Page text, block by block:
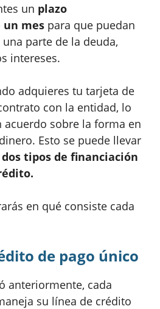
un plazo
mes para que puedan
parte de la deuda,
intereses.
adquieres tu tarjeta de
con la entidad, lo
acuerdo sobre la forma en
Esto se puede llevar
dos tipos de financiación
en qué consiste cada
de pago único
anteriormente, cada
su línea de crédito